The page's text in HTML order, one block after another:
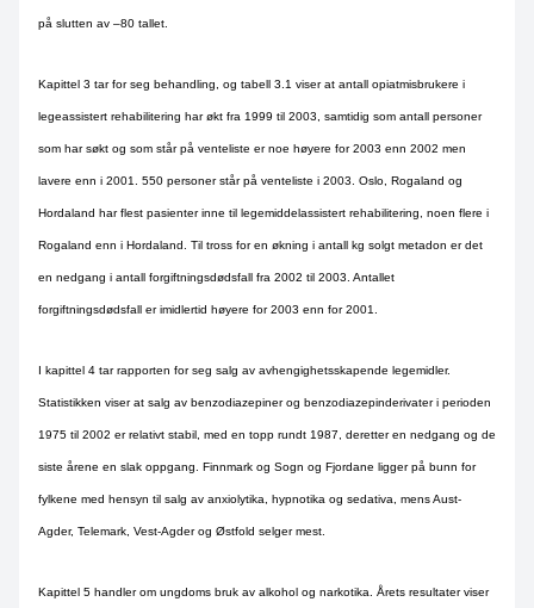
på slutten av –80 tallet.
Kapittel 3 tar for seg behandling, og tabell 3.1 viser at antall opiatmisbrukere i
legeassistert rehabilitering har økt fra 1999 til 2003, samtidig som antall personer
som har søkt og som står på venteliste er noe høyere for 2003 enn 2002 men
lavere enn i 2001. 550 personer står på venteliste i 2003. Oslo, Rogaland og
Hordaland har flest pasienter inne til legemiddelassistert rehabilitering, noen flere i
Rogaland enn i Hordaland. Til tross for en økning i antall kg solgt metadon er det
en nedgang i antall forgiftningsdødsfall fra 2002 til 2003. Antallet
forgiftningsdødsfall er imidlertid høyere for 2003 enn for 2001.
I kapittel 4 tar rapporten for seg salg av avhengighetsskapende legemidler.
Statistikken viser at salg av benzodiazepiner og benzodiazepinderivater i perioden
1975 til 2002 er relativt stabil, med en topp rundt 1987, deretter en nedgang og de
siste årene en slak oppgang. Finnmark og Sogn og Fjordane ligger på bunn for
fylkene med hensyn til salg av anxiolytika, hypnotika og sedativa, mens Aust-
Agder, Telemark, Vest-Agder og Østfold selger mest.
Kapittel 5 handler om ungdoms bruk av alkohol og narkotika. Årets resultater viser